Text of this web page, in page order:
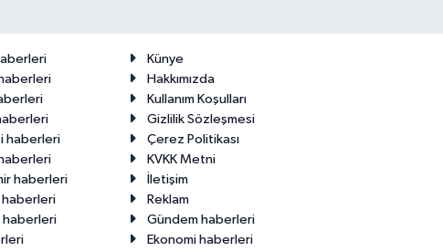
Künye
Hakkımızda
Kullanım Koşulları
Gizlilik Sözleşmesi
haberleri
Çerez Politikası
KVKK Metni
haberleri
İletişim
Reklam
haberleri
Gündem haberleri
Ekonomi haberleri